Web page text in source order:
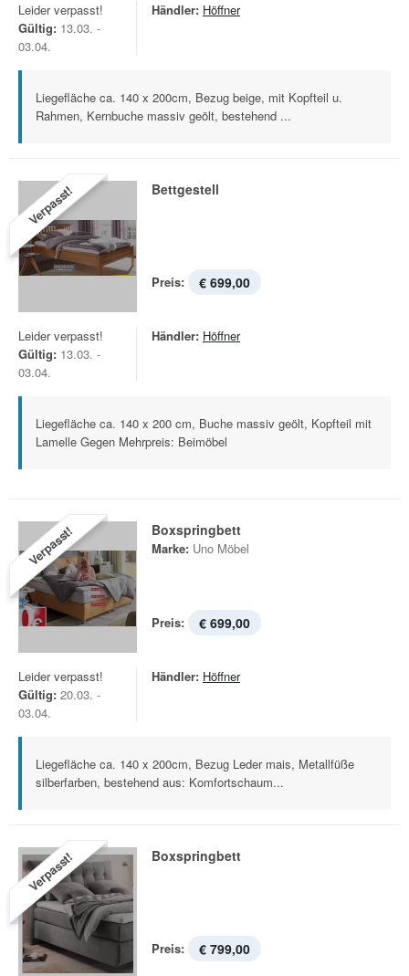
Leider verpasst!
Gültig: 13.03. -
03.04.
Händler: Höffner
Liegefläche ca. 140 x 200cm, Bezug beige, mit Kopfteil u.
Rahmen, Kernbuche massiv geölt, bestehend ...
Verpasst! Bettgestell
Preis: € 699,00
Leider verpasst!
Gültig: 13.03. -
03.04.
Händler: Höffner
Liegefläche ca. 140 x 200 cm, Buche massiv geölt, Kopfteil mit
Lamelle Gegen Mehrpreis: Beimöbel
Verpasst! Boxspringbett
Marke: Uno Möbel
Preis: € 699,00
Leider verpasst!
Gültig: 20.03. -
03.04.
Händler: Höffner
Liegefläche ca. 140 x 200cm, Bezug Leder mais, Metallfüße
silberfarben, bestehend aus: Komfortschaum...
Verpasst! Boxspringbett
Preis: € 799,00